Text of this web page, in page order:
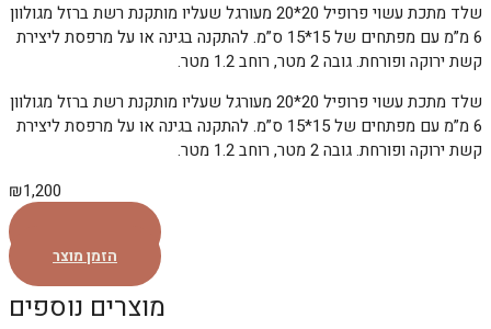
שלד מתכת עשוי פרופיל 20*20 מעורגל שעליו מותקנת רשת ברזל מגולוון
6 מ”מ עם מפתחים של 15*15 ס”מ. להתקנה בגינה או על מרפסת ליצירת
קשת ירוקה ופורחת. גובה 2 מטר, רוחב 1.2 מטר.
שלד מתכת עשוי פרופיל 20*20 מעורגל שעליו מותקנת רשת ברזל מגולוון
6 מ”מ עם מפתחים של 15*15 ס”מ. להתקנה בגינה או על מרפסת ליצירת
קשת ירוקה ופורחת. גובה 2 מטר, רוחב 1.2 מטר.
₪1,200
הזמן מוצר
מוצרים נוספים